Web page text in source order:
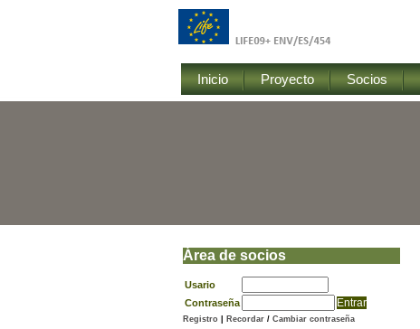
Inicio Proyecto Socios
Área de socios
Usario
Contraseña
Registro Recordar / Cambiar contraseña